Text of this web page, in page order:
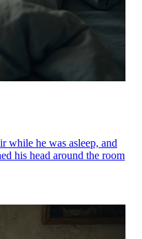
while he was asleep, and
his head around the room